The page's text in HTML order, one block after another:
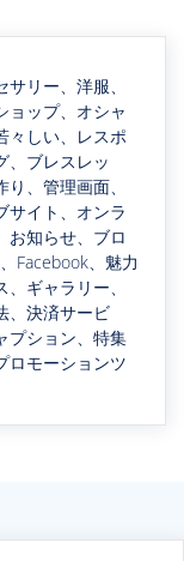
リー、洋服、
ョップ、オシャ
々しい、レスポ
、ブレスレッ
、管理画面、
サイト、オンラ
お知らせ、ブロ
Facebook、魅力
ギャラリー、
、決済サービ
プション、特集
ロモーションツ